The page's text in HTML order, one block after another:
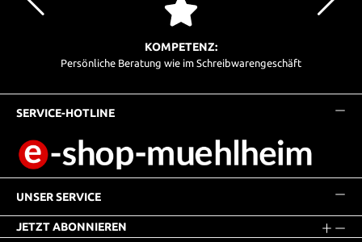
KOMPETENZ:
Persönliche Beratung wie im Schreibwarengeschäft
SERVICE-HOTLINE
UNSER SERVICE
JETZT ABONNIEREN